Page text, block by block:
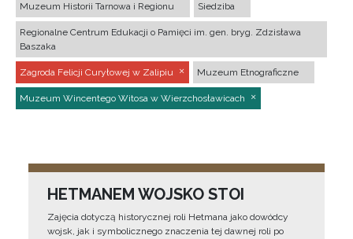
Muzeum Historii Tarnowa i Regionu Siedziba
Regionalne Centrum Edukacji o Pamięci im. gen. bryg. Zdzisława
Baszaka
Zagroda Felicji Curyłowej w Zalipiu Muzeum Etnograficzne
Muzeum Wincentego Witosa w Wierzchosławicach
HETMANEM WOJSKO STOI
Zajęcia dotyczą historycznej roli Hetmana jako dowódcy
wojsk, jak i symbolicznego znaczenia tej dawnej roli po